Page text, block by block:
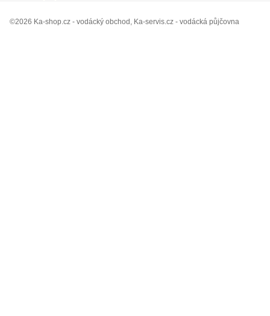
©2026 Ka-shop.cz - vodácký obchod, Ka-servis.cz - vodácká půjčovna